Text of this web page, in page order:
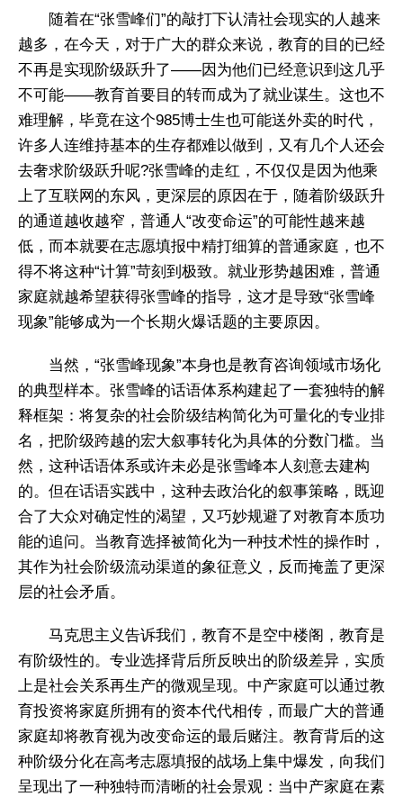
随着在“张雪峰们”的敲打下认清社会现实的人越来
越多，在今天，对于广大的群众来说，教育的目的已经
不再是实现阶级跃升了——因为他们已经意识到这几乎
不可能——教育首要目的转而成为了就业谋生。这也不
难理解，毕竟在这个985博士生也可能送外卖的时代，
许多人连维持基本的生存都难以做到，又有几个人还会
去奢求阶级跃升呢?张雪峰的走红，不仅仅是因为他乘
上了互联网的东风，更深层的原因在于，随着阶级跃升
的通道越收越窄，普通人“改变命运”的可能性越来越
低，而本就要在志愿填报中精打细算的普通家庭，也不
得不将这种“计算”苛刻到极致。就业形势越困难，普通
家庭就越希望获得张雪峰的指导，这才是导致“张雪峰
现象”能够成为一个长期火爆话题的主要原因。
当然，“张雪峰现象”本身也是教育咨询领域市场化
的典型样本。张雪峰的话语体系构建起了一套独特的解
释框架：将复杂的社会阶级结构简化为可量化的专业排
名，把阶级跨越的宏大叙事转化为具体的分数门槛。当
然，这种话语体系或许未必是张雪峰本人刻意去建构
的。但在话语实践中，这种去政治化的叙事策略，既迎
合了大众对确定性的渴望，又巧妙规避了对教育本质功
能的追问。当教育选择被简化为一种技术性的操作时，
其作为社会阶级流动渠道的象征意义，反而掩盖了更深
层的社会矛盾。
马克思主义告诉我们，教育不是空中楼阁，教育是
有阶级性的。专业选择背后所反映出的阶级差异，实质
上是社会关系再生产的微观呈现。中产家庭可以通过教
育投资将家庭所拥有的资本代代相传，而最广大的普通
家庭却将教育视为改变命运的最后赌注。教育背后的这
种阶级分化在高考志愿填报的战场上集中爆发，向我们
呈现出了一种独特而清晰的社会景观：当中产家庭在素